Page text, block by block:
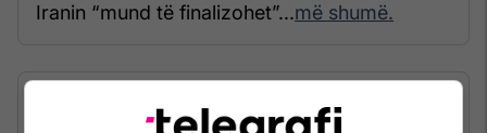
Iranin “mund të finalizohet”...më shumë.
06/05/2026 • 07:39